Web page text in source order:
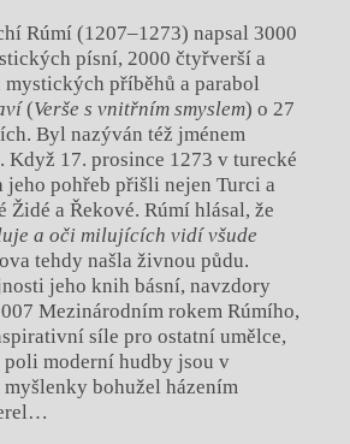
Rúmí (1207–1273) napsal 3000
písní, 2000 čtyřverší a
příběhů a parabol
(Verše s vnitřním smyslem) o 27
Byl nazýván též jménem
Když 17. prosince 1273 v turecké
jeho pohřeb přišli nejen Turci a
Židé a Řekové. Rúmí hlásal, že
a oči milujících vidí všude
tehdy našla živnou půdu.
jeho knih básní, navzdory
Mezinárodním rokem Rúmího,
síle pro ostatní umělce,
poli moderní hudby jsou v
bohužel házením